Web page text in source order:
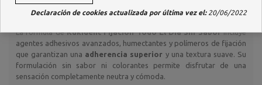
Composición
La fórmula deKukident Fijación Todo El Día Sin Saborincluye
agentes adhesivos avanzados, humectantes y polímeros de fijación
que garantizan una adherencia superior y una textura suave. Su
formulación sin sabor ni colorantes permite disfrutar de una
sensación completamente neutra y cómoda.
Declaración de cookies actualizada por última vez el:20/06/2022